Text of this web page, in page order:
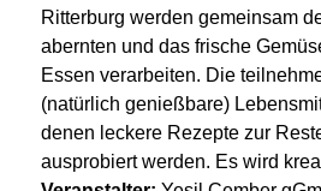
Ritterburg werden gemeinsam
abernten und das frische
Essen verarbeiten. Die
(natürlich genießbare)
denen leckere Rezepte zur
ausprobiert werden. Es wird